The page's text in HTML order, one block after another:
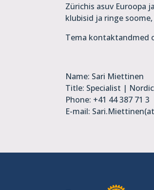
Zürichis asuv Euroopa
klubisid ja ringe
Tema kontaktandmed
Name: Sari Miettinen
Title: Specialist |
Phone: +41 44 387 71 3
E-mail: